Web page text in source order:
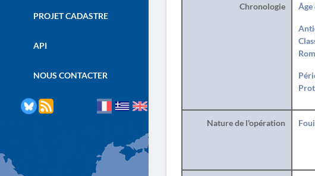
PROJET CADASTRE
API
NOUS CONTACTER
Chronologie Âge
Nature de l'opération